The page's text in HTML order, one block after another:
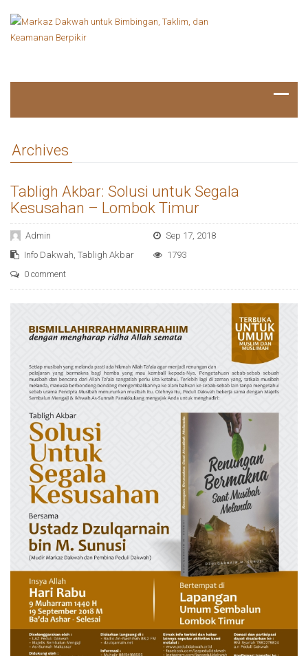
Archives
Tabligh Akbar: Solusi untuk Segala
Kesusahan – Lombok Timur
Admin
Sep 17, 2018
Info Dakwah, Tabligh Akbar
1793
0 comment